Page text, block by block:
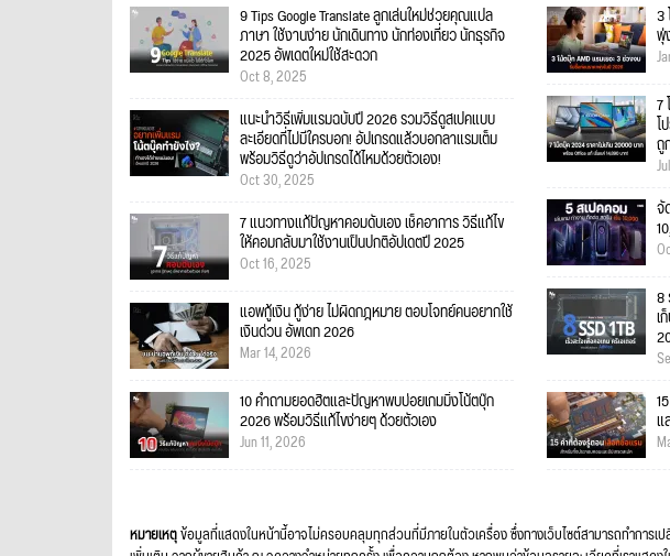
9 Tips Google Translate ลูกเล่นใหม่ช่วยคุณแปล
ภาษา ใช้งานง่าย นักเดินทาง นักท่องเที่ยว นักธุรกิจ
2025 อัพเดตใหม่ใช้สะดวก
Oct 8, 2025
แนะนำวิธีเพิ่มแรมฉบับปี 2026 รวมวิธีดูสเปคแบบ
ละเอียดที่ไม่มีใครบอก! อัปเกรดแล้วบอกลาแรมเต็ม
พร้อมวิธีดูว่าอัปเกรดได้ไหมด้วยตัวเอง!
Oct 30, 2025
7 แนวทางแก้ปัญหาคอมดับเอง เช็คอาการ วิธีแก้ไข
ให้คอมกลับมาใช้งานเป็นปกติอัปเดตปี 2025
Oct 16, 2025
แอพกู้เงิน กู้ง่าย ไม่ผิดกฎหมาย ตอบโจทย์คนอยากใช้
เงินด่วน อัพเดท 2026
Mar 14, 2026
10 คำถามยอดฮิตและปัญหาพบบ่อยเกมมิ่งโน้ตบุ๊ก
2026 พร้อมวิธีแก้ไขง่ายๆ ด้วยตัวเอง
Jun 11, 2026
3
พุ่
7
โ
ถู
จั
8
เ
แ
หมายเหตุข้อมูลที่แสดงในหน้านี้อาจไม่ครอบคลุมทุกส่วนที่มีภายในตัวเครื่อง ซึ่งทางเว็บไซต์สามารถทำกา